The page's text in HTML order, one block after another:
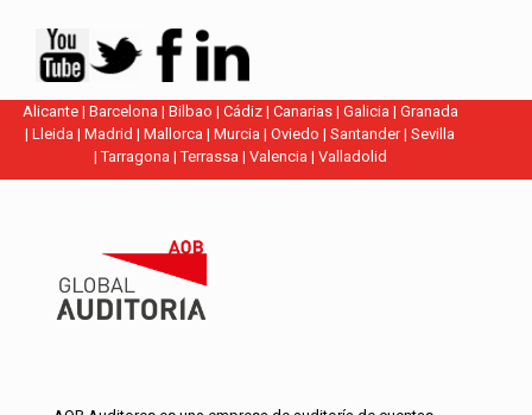
Alicante| Barcelona | Bilbao | Cádiz| Canarias| Galicia | Granada
|Lleida |Madrid |Mallorca |Murcia |Oviedo |Santander|Sevilla
|Tarragona |Terrassa | Valencia | Valladolid